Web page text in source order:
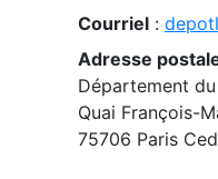
Courriel :
Adresse
Département
Quai François-
75706 Paris